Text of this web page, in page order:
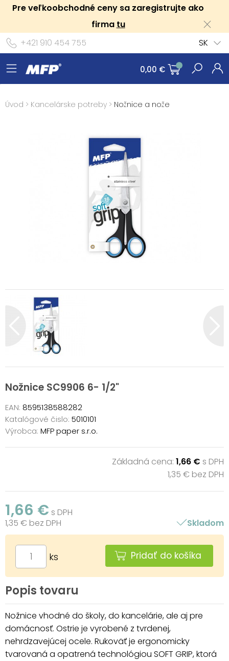
Pre veľkoobchodné ceny sa zaregistrujte ako
firma tu
+421 910 454 755
SK
0,00 €
Úvod > Kancelárske potreby > Nožnice a nože
Nožnice SC9906 6- 1/2"
EAN: 8595138588282
Katalógové čislo: 5010101
Výrobca: MFP paper s.r.o.
Základná cena: 1,66 € s DPH
1,35 € bez DPH
1,66 € s DPH
1,35 € bez DPH
Skladom
ks Pridať do košíka
Popis tovaru
Nožnice vhodné do školy, do kancelárie, ale aj pre
domácnosť. Ostrie je vyrobené z tvrdenej,
nehrdzavejúcej ocele. Rukoväť je ergonomicky
tvarovaná a opatrená technológiou SOFT GRIP, ktorá